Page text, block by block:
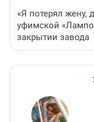
«Я потерял жену,
уфимской
закрытии завода